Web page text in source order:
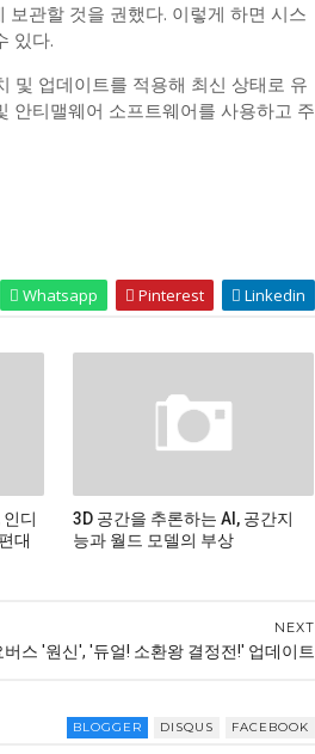
관할 것을 권했다. 이렇게 하면 시스
있다.
및 업데이트를 적용해 최신 상태로 유
안티맬웨어 소프트웨어를 사용하고 주
Whatsapp Pinterest Linkedin
디
대
3D 공간을 추론하는 AI, 공간지
능과 월드 모델의 부상
NEXT
버스 '원신', '듀얼! 소환왕 결정전!' 업데이트
BLOGGER DISQUS FACEBOOK